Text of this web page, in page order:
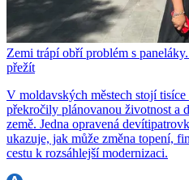
Zemi trápí obří problém s
přežít
V moldavských městech stojí
překročily plánovanou životnost a
země. Jedna opravená
ukazuje, jak může změna topení,
cestu k rozsáhlejší modernizaci.